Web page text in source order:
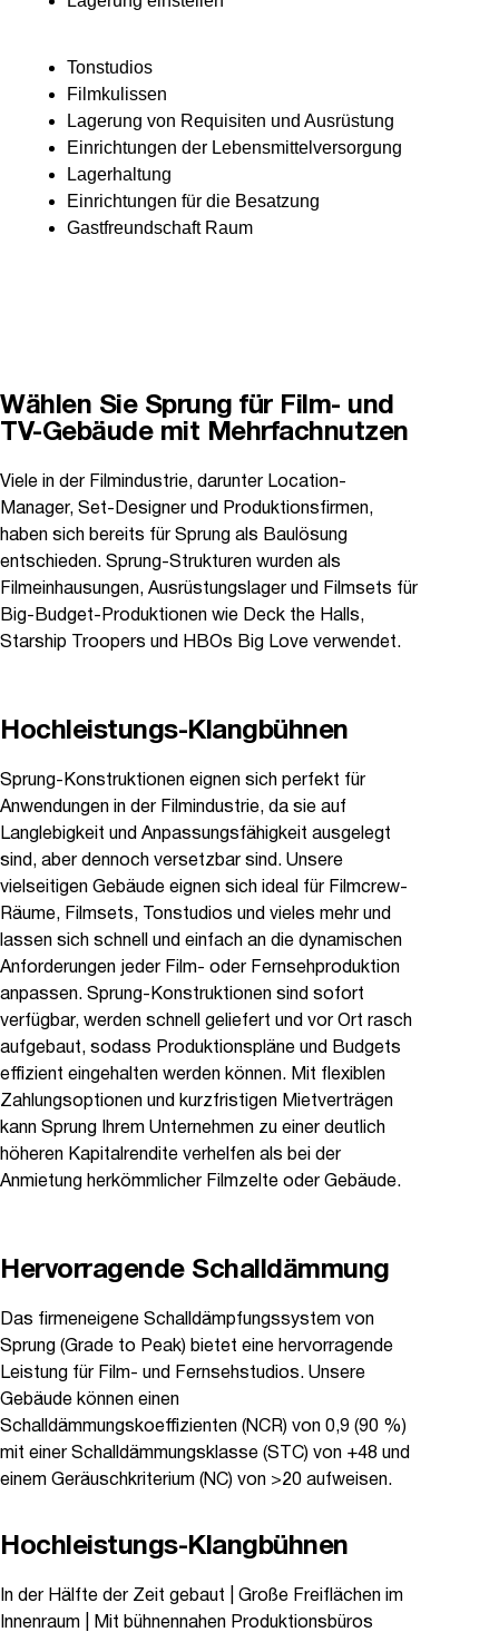
Tonstudios
Filmkulissen
Lagerung von Requisiten und Ausrüstung
Einrichtungen der Lebensmittelversorgung
Lagerhaltung
Einrichtungen für die Besatzung
Gastfreundschaft Raum
Wählen Sie Sprung für Film- und
TV-Gebäude mit Mehrfachnutzen
Viele in der Filmindustrie, darunter Location-
Manager, Set-Designer und Produktionsfirmen,
haben sich bereits für Sprung als Baulösung
entschieden. Sprung-Strukturen wurden als
Filmeinhausungen, Ausrüstungslager und Filmsets für
Big-Budget-Produktionen wie Deck the Halls,
Starship Troopers und HBOs Big Love verwendet.
Hochleistungs-Klangbühnen
Sprung-Konstruktionen eignen sich perfekt für
Anwendungen in der Filmindustrie, da sie auf
Langlebigkeit und Anpassungsfähigkeit ausgelegt
sind, aber dennoch versetzbar sind. Unsere
vielseitigen Gebäude eignen sich ideal für Filmcrew-
Räume, Filmsets, Tonstudios und vieles mehr und
lassen sich schnell und einfach an die dynamischen
Anforderungen jeder Film- oder Fernsehproduktion
anpassen. Sprung-Konstruktionen sind sofort
verfügbar, werden schnell geliefert und vor Ort rasch
aufgebaut, sodass Produktionspläne und Budgets
effizient eingehalten werden können. Mit flexiblen
Zahlungsoptionen und kurzfristigen Mietverträgen
kann Sprung Ihrem Unternehmen zu einer deutlich
höheren Kapitalrendite verhelfen als bei der
Anmietung herkömmlicher Filmzelte oder Gebäude.
Hervorragende Schalldämmung
Das firmeneigene Schalldämpfungssystem von
Sprung (Grade to Peak) bietet eine hervorragende
Leistung für Film- und Fernsehstudios. Unsere
Gebäude können einen
Schalldämmungskoeffizienten (NCR) von 0,9 (90 %)
mit einer Schalldämmungsklasse (STC) von +48 und
einem Geräuschkriterium (NC) von >20 aufweisen.
Hochleistungs-Klangbühnen
In der Hälfte der Zeit gebaut | Große Freiflächen im
Innenraum | Mit bühnennahen Produktionsbüros